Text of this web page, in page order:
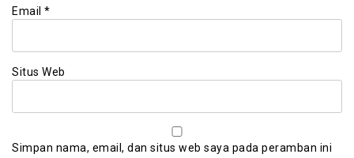
Email *
Situs Web
Simpan nama, email, dan situs web saya pada peramban ini